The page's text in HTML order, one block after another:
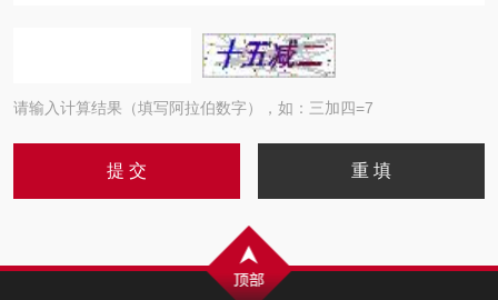
请输入计算结果（填写阿拉伯数字），如：三加四=7